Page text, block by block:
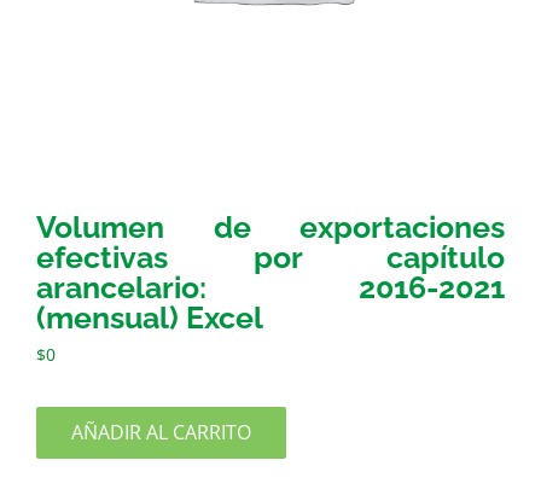
Volumen de exportaciones
efectivas por capítulo
arancelario: 2016-2021
(mensual) Excel
$0
AÑADIR AL CARRITO